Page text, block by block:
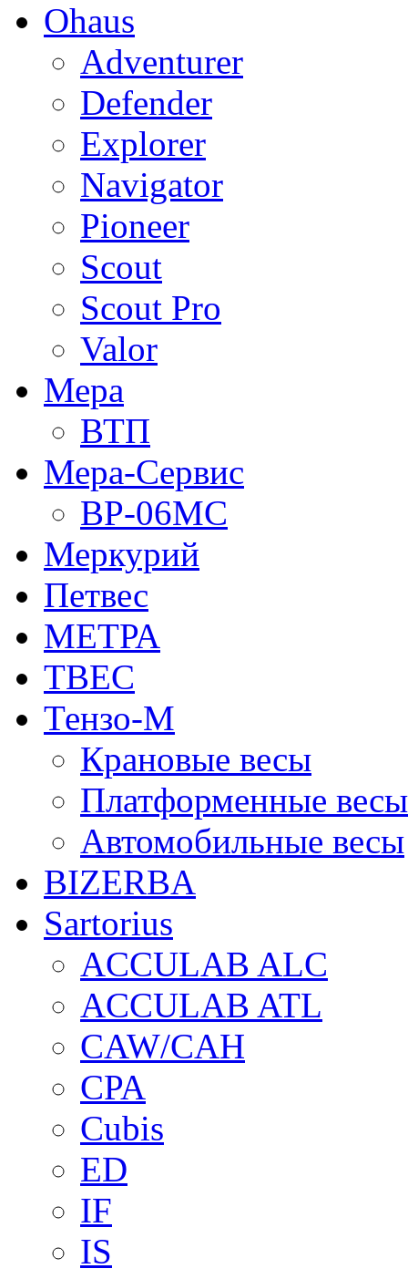
Ohaus
Adventurer
Defender
Explorer
Navigator
Pioneer
Scout
Scout Pro
Valor
Мера
ВТП
Мера-Сервис
ВР-06МС
Меркурий
Петвес
МЕТРА
ТВЕС
Тензо-М
Крановые весы
Платформенные весы
Автомобильные весы
BIZERBA
Sartorius
ACCULAB ALC
ACCULAB ATL
CAW/CAH
CPA
Cubis
ED
IF
IS